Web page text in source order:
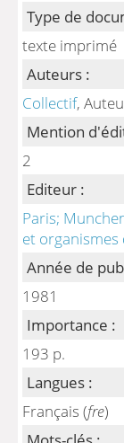
Type de
texte imprimé
Auteurs :
Collectif,
Mention
2
Editeur :
Paris;
et
Année de
1981
Importance :
193 p.
Langues :
Français (fre)